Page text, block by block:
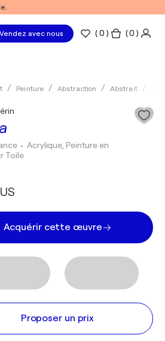
Vendez avec nous (0 ) ( 0 )
Peinture Abstraction Abstrait
•Acrylique, Peinture en
Toile
Acquérir cette œuvre
Proposer un prix